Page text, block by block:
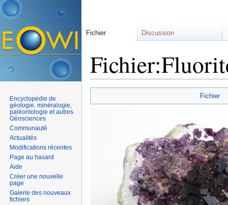
Fichier
Fichier Discussion
Encyclopédie de
géologie, minéralogie,
paléontologie et autres
Géosciences
Communauté
Actualités
Modifications récentes
Page au hasard
Aide
Créer une nouvelle
page
Galerie des nouveaux
fichiers